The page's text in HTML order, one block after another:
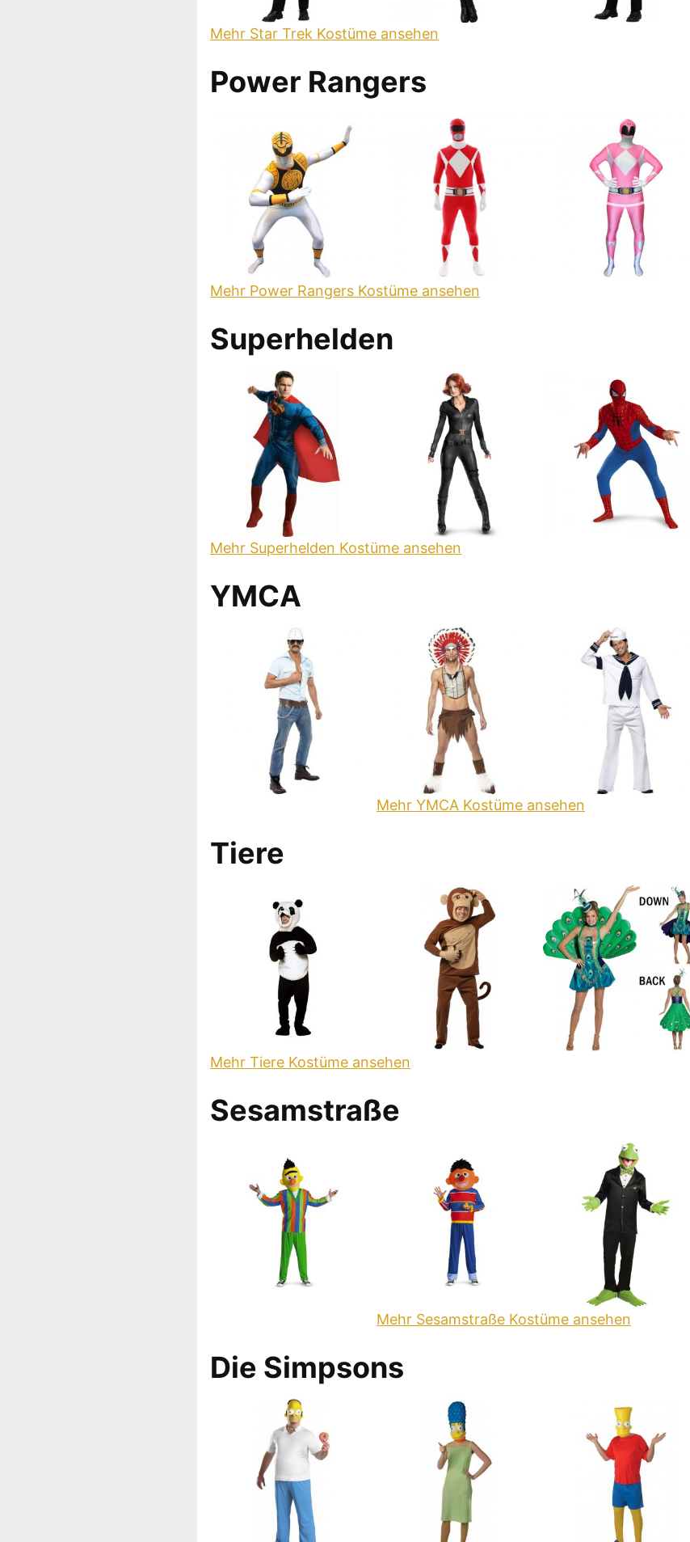
Mehr Star Trek Kostüme ansehen
Power Rangers
Mehr Power Rangers Kostüme ansehen
Superhelden
Mehr Superhelden Kostüme ansehen
YMCA
Mehr YMCA Kostüme ansehen
Tiere
Mehr Tiere Kostüme ansehen
Sesamstraße
Mehr Sesamstraße Kostüme ansehen
Die Simpsons